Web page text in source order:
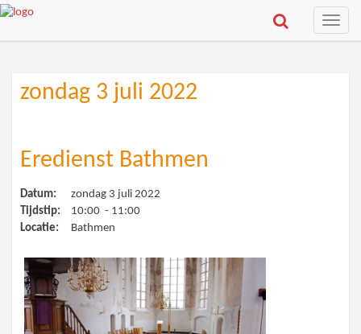
Toggle
zondag 3 juli 2022
Eredienst Bathmen
Datum:
zondag 3 juli 2022
Tijdstip:
10:00 - 11:00
Locatie:
Bathmen